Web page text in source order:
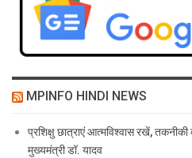
MPINFO HINDI NEWS
प्रशिक्षु छात्राएं आत्मविश्वास रखें,
मुख्यमंत्री डॉ. यादव